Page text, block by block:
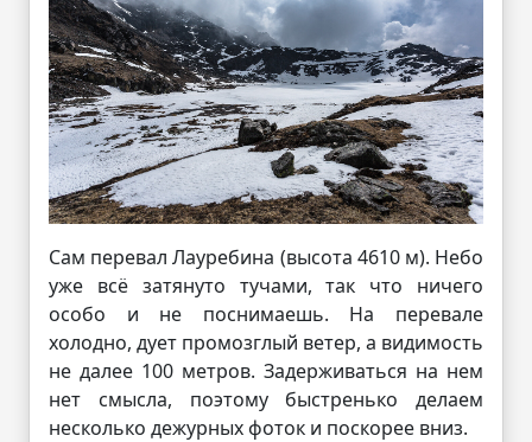
Сам перевал Лауребина (высота 4610 м). Небо
уже всё затянуто тучами, так что ничего
особо и не поснимаешь. На перевале
холодно, дует промозглый ветер, а видимость
не далее 100 метров. Задерживаться на нем
нет смысла, поэтому быстренько делаем
несколько дежурных фоток и поскорее вниз.